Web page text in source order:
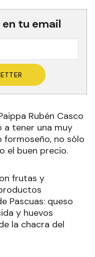
tu email
Rubén Casco
a tener una muy
formoseño, no sólo
el buen precio.
frutas y
Pascuas: queso
y huevos
la chacra del